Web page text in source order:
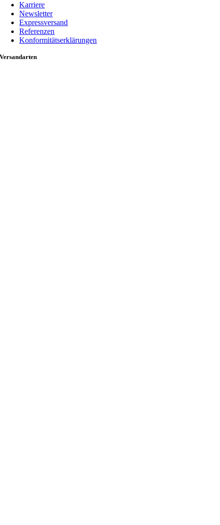
Karriere
Newsletter
Expressversand
Referenzen
Konformitätserklärungen
Versandarten